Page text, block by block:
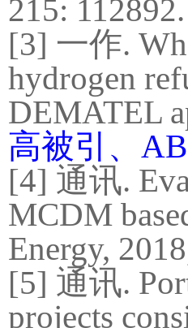
215: 112892.
[3] 一作.
hydrogen
DEMATEL
高被引、
[4] 通讯.
MCDM
Energy,
[5] 通讯.
projects